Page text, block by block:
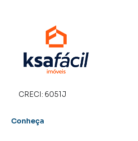
CRECI: 6051J
Conheça